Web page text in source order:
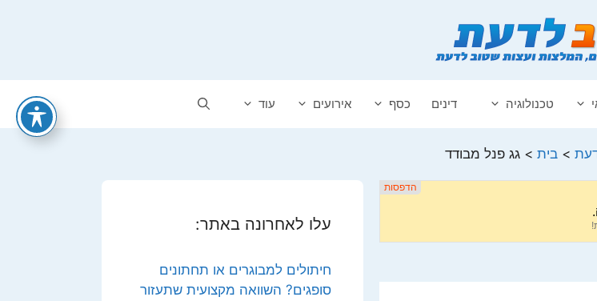
טכנולוגיה דינים כסף אירועים עוד
> בית > גג פנל מבודד
עלו לאחרונה באתר:
חיתולים למבוגרים או תחתונים
סופגים? השוואה מקצועית שתעזור